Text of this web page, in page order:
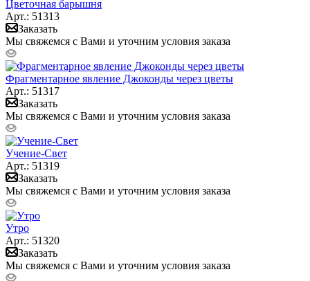
Цветочная барышня
Арт.: 51313
Заказать
Мы свяжемся с Вами и уточним условия заказа
Фрагментарное явление Джоконды через цветы
Арт.: 51317
Заказать
Мы свяжемся с Вами и уточним условия заказа
Учение-Свет
Арт.: 51319
Заказать
Мы свяжемся с Вами и уточним условия заказа
Утро
Арт.: 51320
Заказать
Мы свяжемся с Вами и уточним условия заказа